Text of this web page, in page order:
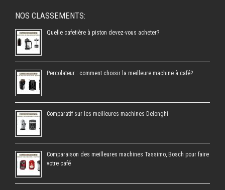
NOS CLASSEMENTS:
Quelle cafetière à piston devez-vous acheter?
Percolateur : comment choisir la meilleure machine à café?
Comparatif sur les meilleures machines Delonghi
Comparaison des meilleures machines Tassimo, Bosch pour faire
votre café